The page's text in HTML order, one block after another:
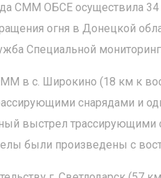
СММ ОБСЕ осуществила 34
огня в Донецкой
Специальной
в с. Широкино (18 км к
снарядами и
выстрел трассирующими
были произведены с